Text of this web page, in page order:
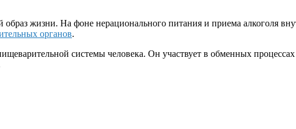
жизни. На фоне нерационального питания и приема алкоголя
органов.
системы человека. Он участвует в обменных